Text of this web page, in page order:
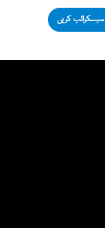
سبسکرائب کریں